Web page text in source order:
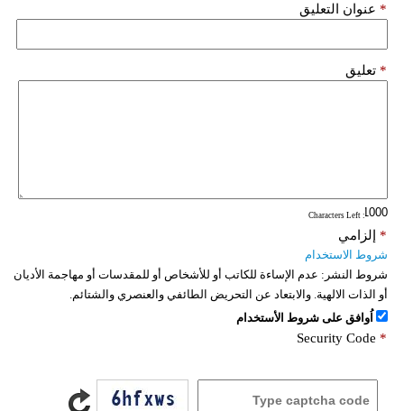
عنوان التعليق *
تعليق *
: Characters Left
إلزامي *
شروط الاستخدام
شروط النشر: عدم الإساءة للكاتب أو للأشخاص أو للمقدسات أو مهاجمة الأديان
أو الذات الالهية. والابتعاد عن التحريض الطائفي والعنصري والشتائم.
اُوافق على شروط الأستخدام
Security Code *